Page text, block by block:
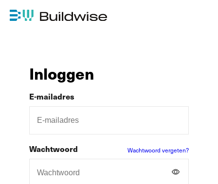
Inloggen
E-mailadres
Wachtwoord Wachtwoord vergeten?